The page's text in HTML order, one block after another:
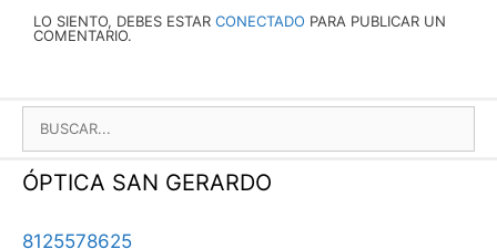
LO SIENTO, DEBES ESTAR CONECTADO PARA PUBLICAR UN
COMENTARIO.
BUSCAR:
ÓPTICA SAN GERARDO
8125578625